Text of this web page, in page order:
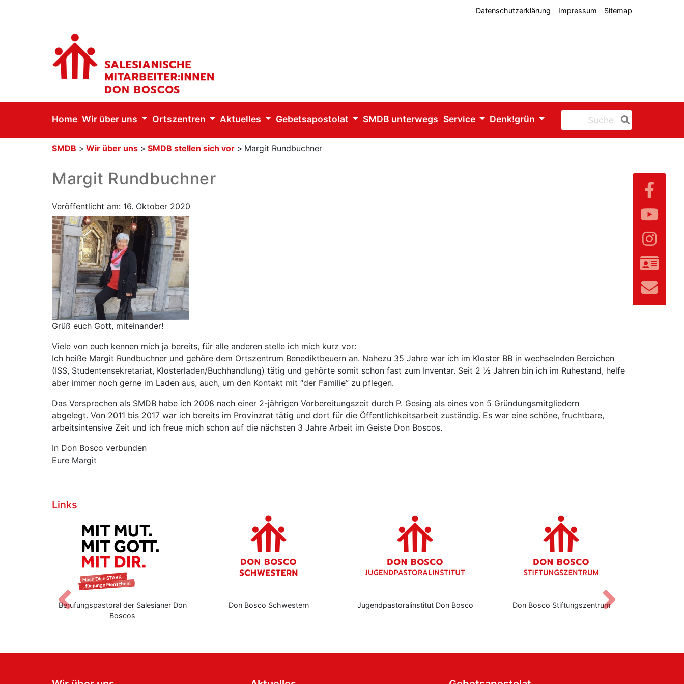
Datenschutzerklärung Impressum Sitemap
Home Wir über uns Ortszentren Aktuelles Gebetsapostolat SMDB unterwegs Service Denk!grün
SMDB > Wir über uns > SMDB stellen sich vor > Margit Rundbuchner
Margit Rundbuchner
Veröffentlicht am: 16. Oktober 2020
Grüß euch Gott, miteinander!
Viele von euch kennen mich ja bereits, für alle anderen stelle ich mich kurz vor:
Ich heiße Margit Rundbuchner und gehöre dem Ortszentrum Benediktbeuern an. Nahezu 35 Jahre war ich im Kloster BB in wechselnden Bereichen
(ISS, Studentensekretariat, Klosterladen/Buchhandlung) tätig und gehörte somit schon fast zum Inventar. Seit 2 ½ Jahren bin ich im Ruhestand, helfe
aber immer noch gerne im Laden aus, auch, um den Kontakt mit “der Familie” zu pflegen.
Das Versprechen als SMDB habe ich 2008 nach einer 2-jährigen Vorbereitungszeit durch P. Gesing als eines von 5 Gründungsmitgliedern
abgelegt. Von 2011 bis 2017 war ich bereits im Provinzrat tätig und dort für die Öffentlichkeitsarbeit zuständig. Es war eine schöne, fruchtbare,
arbeitsintensive Zeit und ich freue mich schon auf die nächsten 3 Jahre Arbeit im Geiste Don Boscos.
In Don Bosco verbunden
Eure Margit
Links
Berufungspastoral der Salesianer Don
Boscos
Don Bosco Schwestern Jugendpastoralinstitut Don Bosco Don Bosco Stiftungszentrum
Zurück